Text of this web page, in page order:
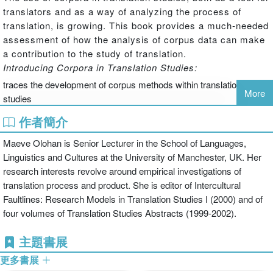
translators and as a way of analyzing the process of
translation, is growing. This book provides a much-needed
assessment of how the analysis of corpus data can make
a contribution to the study of translation.
Introducing Corpora in Translation Studies:
traces the development of corpus methods within translation
studies
discussing their design and application and presenting tools for
extracting and analyzing data
examines research potential and methodological limitatis
considers some uses of corpora by translators and in translator
training
features research questions, case studies and discussion points to
provide a practical guide to using corpora in translation studies.
by today's translators and researchers,
Corpora in Translation Studiesis the definitive guide to a
More
作者簡介
Maeve Olohan is Senior Lecturer in the School of Languages,
Linguistics and Cultures at the University of Manchester, UK. Her
research interests revolve around empirical investigations of
translation process and product. She is editor of Intercultural
Faultlines: Research Models in Translation Studies I (2000) and of
four volumes of Translation Studies Abstracts (1999-2002).
主題書展
更多書展